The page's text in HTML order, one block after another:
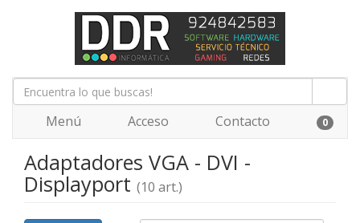
Menú Acceso Contacto 0
Adaptadores VGA - DVI -
Displayport (10 art.)